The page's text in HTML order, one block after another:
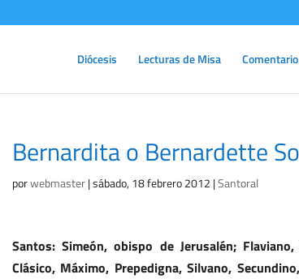
Diócesis Lecturas de Misa
Bernardita o Bernardette
porwebmaster|sábado, 18 febrero 2012 |Santoral
Santos: Simeón, obispo de Jerusalén;
Clásico, Máximo, Prepedigna, Silvano,